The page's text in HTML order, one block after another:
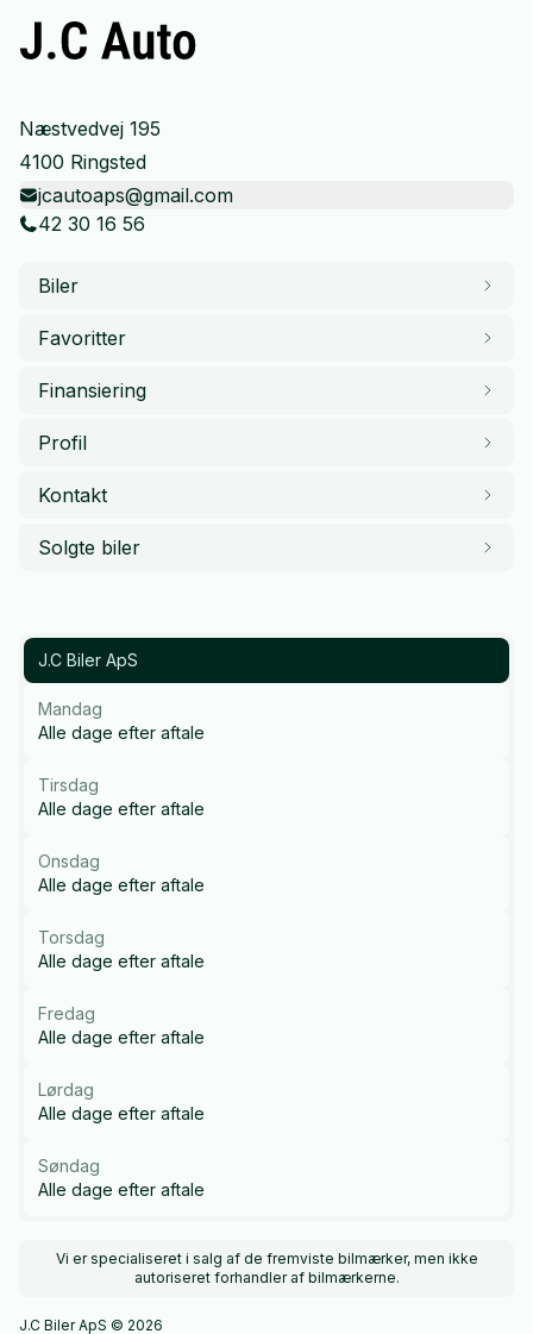
Næstvedvej 195
4100 Ringsted
jcautoaps@gmail.com
42 30 16 56
Biler
Favoritter
Finansiering
Profil
Kontakt
Solgte biler
J.C Biler ApS
Mandag
Alle dage efter aftale
Tirsdag
Alle dage efter aftale
Onsdag
Alle dage efter aftale
Torsdag
Alle dage efter aftale
Fredag
Alle dage efter aftale
Lørdag
Alle dage efter aftale
Søndag
Alle dage efter aftale
Vi er specialiseret i salg af de fremviste bilmærker, men ikke
autoriseret forhandler af bilmærkerne.
J.C Biler ApS © 2026